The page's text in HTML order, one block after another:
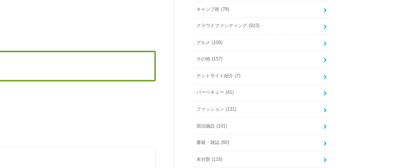
キャンプ術 (78)
クラウドファンディング (915)
グルメ (106)
その他 (157)
テントサイト紹介 (7)
バーベキュー (41)
ファッション (131)
宿泊施設 (101)
書籍・雑誌 (60)
未分類 (116)